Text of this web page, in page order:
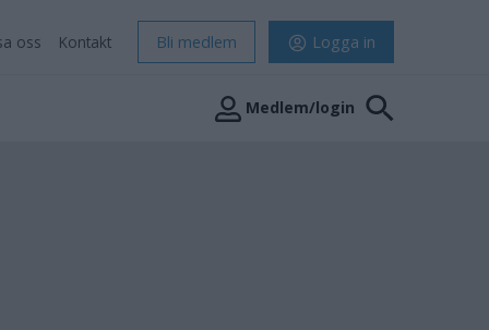
oss Kontakt Bli medlem Logga in
Medlem/login